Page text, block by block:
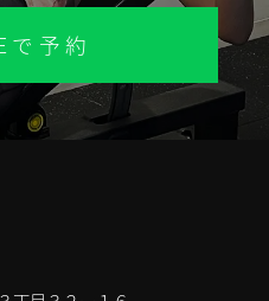
で予約